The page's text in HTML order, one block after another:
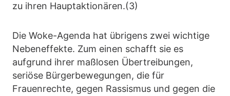
zu ihren Hauptaktionären.(3)
Die Woke-Agenda hat übrigens zwei wichtige
Nebeneffekte. Zum einen schafft sie es
aufgrund ihrer maßlosen Übertreibungen,
seriöse Bürgerbewegungen, die für
Frauenrechte, gegen Rassismus und gegen die